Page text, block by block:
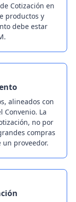
Cotización en
productos y
debe estar
alineados con
Convenio. La
no por
compras
proveedor.